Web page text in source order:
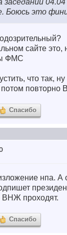
заседании
Боюсь это
сайте
ФМС
что так, ну
потом
Спасибо
нпа. А
ВНЖ проходят.
Спасибо